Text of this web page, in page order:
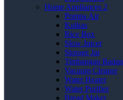
Home Appliances 2
Pompa Air
Kulkas
Rice Box
Slow Juicer
Storage Jar
Timbangan Badan
Vacuum Cleaner
Water Heater
Water Purifier
Bread Maker